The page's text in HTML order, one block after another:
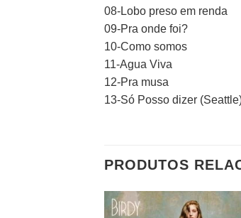
08-Lobo preso em renda
09-Pra onde foi?
10-Como somos
11-Agua Viva
12-Pra musa
13-Só Posso dizer
PRODUTOS